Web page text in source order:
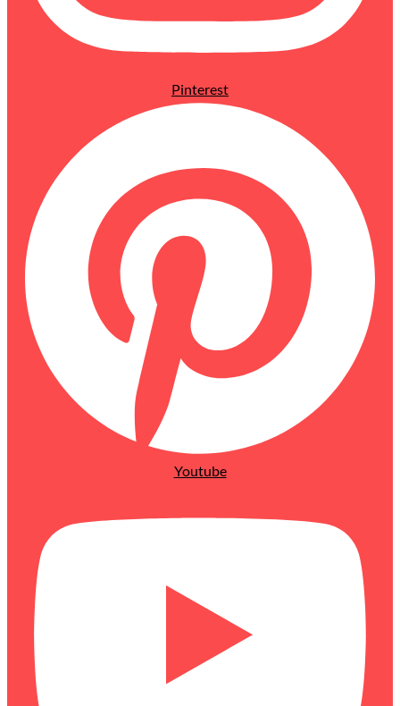
Pinterest
Youtube